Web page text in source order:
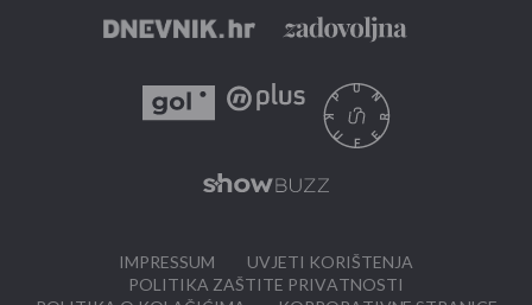
IMPRESSUM
UVJETI KORIŠTENJA
POLITIKA ZAŠTITE PRIVATNOSTI